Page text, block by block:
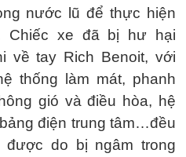
nước lũ để thực hiện
Chiếc xe đã bị hư hại
về tay Rich Benoit, với
thống làm mát, phanh
gió và điều hòa, hệ
điện trung tâm…đều
được do bị ngâm trong